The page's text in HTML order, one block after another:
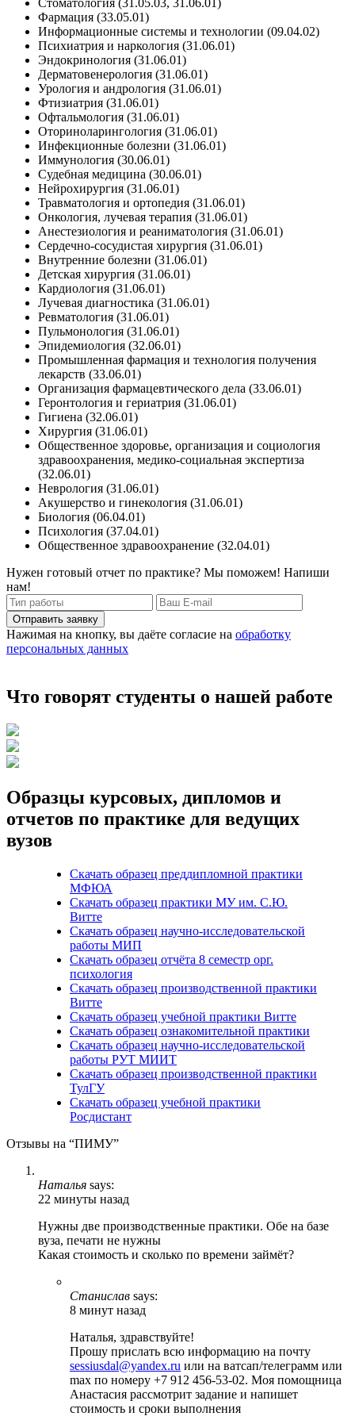
Стоматология (31.05.03, 31.06.01)
Фармация (33.05.01)
Информационные системы и технологии (09.04.02)
Психиатрия и наркология (31.06.01)
Эндокринология (31.06.01)
Дерматовенерология (31.06.01)
Урология и андрология (31.06.01)
Фтизиатрия (31.06.01)
Офтальмология (31.06.01)
Оториноларингология (31.06.01)
Инфекционные болезни (31.06.01)
Иммунология (30.06.01)
Судебная медицина (30.06.01)
Нейрохирургия (31.06.01)
Травматология и ортопедия (31.06.01)
Онкология, лучевая терапия (31.06.01)
Анестезиология и реаниматология (31.06.01)
Сердечно-сосудистая хирургия (31.06.01)
Внутренние болезни (31.06.01)
Детская хирургия (31.06.01)
Кардиология (31.06.01)
Лучевая диагностика (31.06.01)
Ревматология (31.06.01)
Пульмонология (31.06.01)
Эпидемиология (32.06.01)
Промышленная фармация и технология получения
лекарств (33.06.01)
Организация фармацевтического дела (33.06.01)
Геронтология и гериатрия (31.06.01)
Гигиена (32.06.01)
Хирургия (31.06.01)
Общественное здоровье, организация и социология
здравоохранения, медико-социальная экспертиза
(32.06.01)
Неврология (31.06.01)
Акушерство и гинекология (31.06.01)
Биология (06.04.01)
Психология (37.04.01)
Общественное здравоохранение (32.04.01)
Нужен готовый отчет по практике? Мы поможем! Напиши
нам!
Отправить заявку
Нажимая на кнопку, вы даёте согласие на обработку
персональных данных
Что говорят студенты о нашей работе
Образцы курсовых, дипломов и
отчетов по практике для ведущих
вузов
Скачать образец преддипломной практики
МФЮА
Скачать образец практики МУ им. С.Ю.
Витте
Скачать образец научно-исследовательской
работы МИП
Скачать образец отчёта 8 семестр орг.
психология
Скачать образец производственной практики
Витте
Скачать образец учебной практики Витте
Скачать образец ознакомительной практики
Скачать образец научно-исследовательской
работы РУТ МИИТ
Скачать образец производственной практики
ТулГУ
Скачать образец учебной практики
Росдистант
Отзывы на “ПИМУ”
Наталья says:
22 минуты назад
Нужны две производственные практики. Обе на базе
вуза, печати не нужны
Какая стоимость и сколько по времени займёт?
Станислав says:
8 минут назад
Наталья, здравствуйте!
Прошу прислать всю информацию на почту
sessiusdal@yandex.ru или на ватсап/телеграмм или
max по номеру +7 912 456-53-02. Моя помощница
Анастасия рассмотрит задание и напишет
стоимость и сроки выполнения